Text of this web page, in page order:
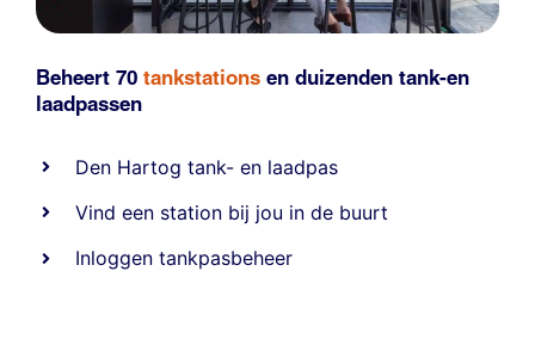
Beheert 70 tankstations en duizenden tank-en
laadpassen
Den Hartog tank- en laadpas
Vind een station bij jou in de buurt
Inloggen tankpasbeheer